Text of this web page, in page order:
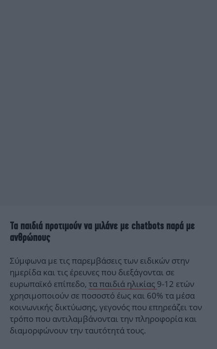
Τα παιδιά προτιμούν να μιλάνε με chatbots παρά με
ανθρώπους
Σύμφωνα με τις παρεμβάσεις των ειδικών στην
ημερίδα και τις έρευνες που διεξάγονται σε
ευρωπαϊκό επίπεδο, τα παιδιά ηλικίας 9-12 ετών
χρησιμοποιούν σε ποσοστό έως και 60% τα μέσα
κοινωνικής δικτύωσης, γεγονός που επηρεάζει τον
τρόπο που αντιλαμβάνονται την πληροφορία και
διαμορφώνουν την ταυτότητά τους.